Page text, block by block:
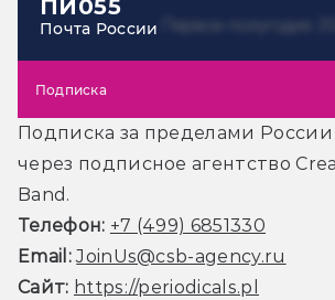
ПИ055
Почта России
Подписка
Подписка за пределами России
через подписное агентство
Band.
Телефон: +7 (499) 6851330
Email: JoinUs@csb-agency.ru
Сайт: https://periodicals.pl